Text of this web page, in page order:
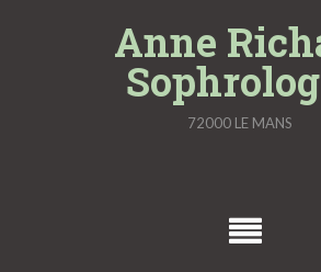
Anne
72000 LE MANS